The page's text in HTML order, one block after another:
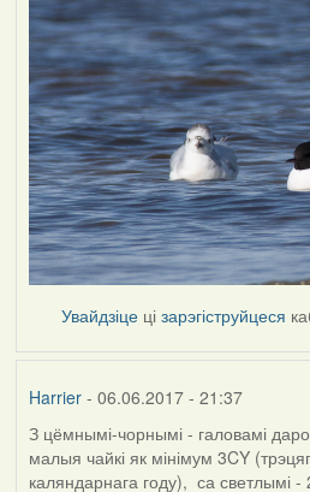
Увайдзіце цізарэгіструйцеся
Harrier- 06.06.2017 - 21:37
In
reply
З цёмнымі-чорнымі - галовамі
малыя чайкі як мінімум 3CY
каляндарнага году), са светлымі -